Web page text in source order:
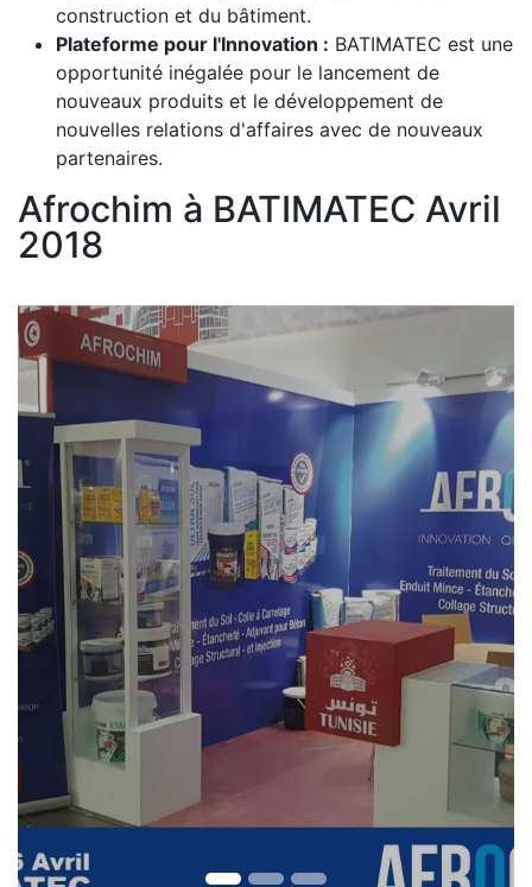
construction et du bâtiment.
Plateforme pour l'Innovation : BATIMATEC est une
opportunité inégalée pour le lancement de
nouveaux produits et le développement de
nouvelles relations d'affaires avec de nouveaux
partenaires.
Afrochim à BATIMATEC Avril
2018